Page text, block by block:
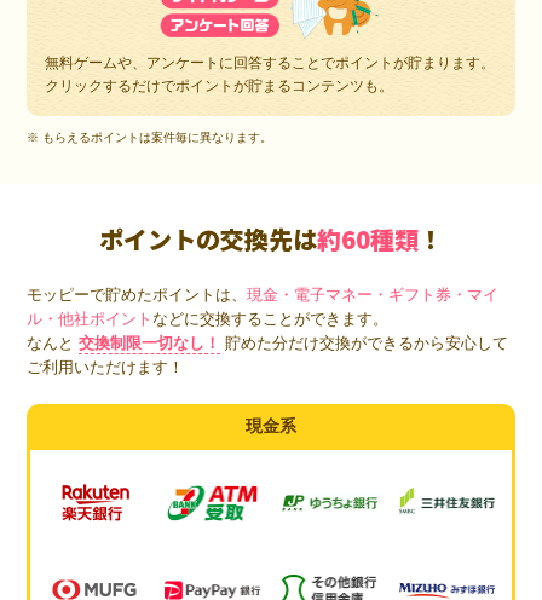
無料ゲームや、アンケートに回答することでポイントが貯まります。
クリックするだけでポイントが貯まるコンテンツも。
※ もらえるポイントは案件毎に異なります。
ポイントの交換先は約60種類 ！
モッピーで貯めたポイントは、現金・電子マネー・ギフト券・マイ
ル・他社ポイントなどに交換することができます。
なんと 交換制限一切なし！
貯めた分だけ交換ができるから安心して
ご利用いただけます！
現金系